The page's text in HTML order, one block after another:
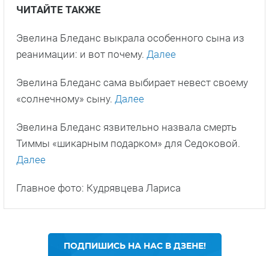
ЧИТАЙТЕ ТАКЖЕ
Эвелина Бледанс выкрала особенного сына из
реанимации: и вот почему. Далее
Эвелина Бледанс сама выбирает невест своему
«солнечному» сыну. Далее
Эвелина Бледанс язвительно назвала смерть
Тиммы «шикарным подарком» для Седоковой.
Далее
Главное фото: Кудрявцева Лариса
ПОДПИШИСЬ НА НАС В ДЗЕНЕ!